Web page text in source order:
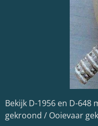
Bekijk D-1956 en D-648
gekroond / Ooievaar